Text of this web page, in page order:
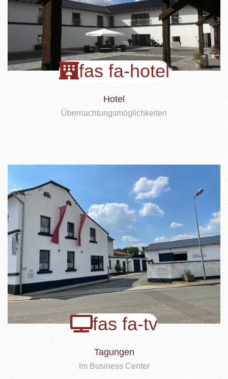
fas fa-hotel
Hotel
Übernachtungsmöglichkeiten
fas fa-tv
Tagungen
Im Business Center